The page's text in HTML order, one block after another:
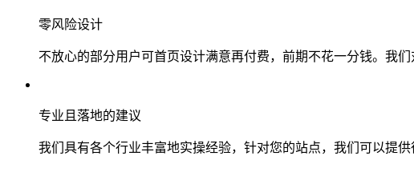
零风险设计
不放心的部分用户可首页设计满意再付费，前期不花一分钱。我
专业且落地的建议
我们具有各个行业丰富地实操经验，针对您的站点，我们可以提